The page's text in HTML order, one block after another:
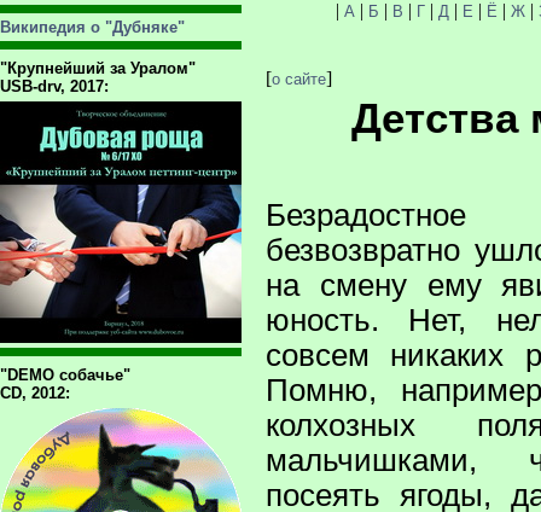
Википедия о "Дубняке"
"Крупнейший за Уралом"
USB-drv, 2017:
"DEMO собачье"
CD, 2012:
| А | Б | В | Г| Д | Е | Ё | Ж|
[о сайте]
Детства
безвозвратно
на смену ему
юность. Нет,
совсем никаких
Помню,
колхозных
мальчишками,
посеять ягоды,